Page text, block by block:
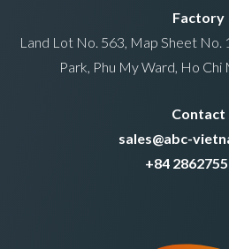
Factory
Land Lot No. 563, Map Sheet No.
Park, Phu My Ward, Ho Chi
Contact
sales@abc-
+84